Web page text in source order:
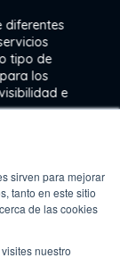
sirven para mejorar
tanto en este sitio
de las cookies
nuestro
tipo de
los
e
at